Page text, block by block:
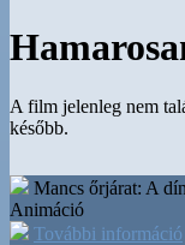
A film jelenleg nem
később.
Mancs őrjárat: A
Animáció
További információ